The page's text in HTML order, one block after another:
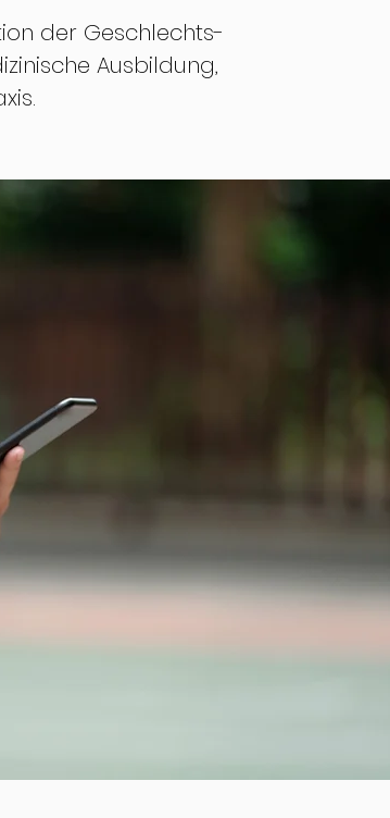
der Geschlechts-
Ausbildung,